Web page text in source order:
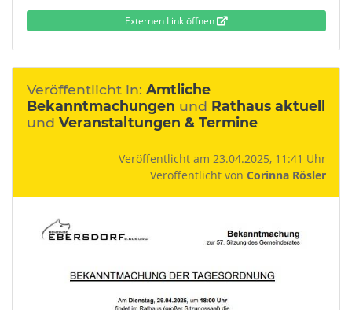
Externen Link öffnen
Veröffentlicht in: Amtliche
Bekanntmachungen und Rathaus aktuell
und Veranstaltungen & Termine
Veröffentlicht am 23.04.2025, 11:41 Uhr
Veröffentlicht von Corinna Rösler